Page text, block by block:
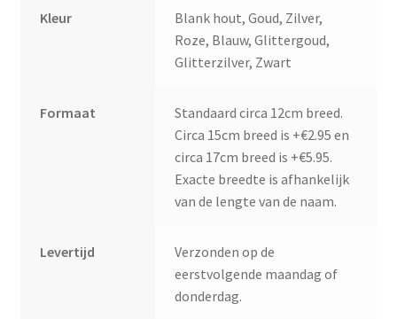
Kleur
Blank hout, Goud, Zilver,
Roze, Blauw, Glittergoud,
Glitterzilver, Zwart
Formaat
Standaard circa 12cm breed.
Circa 15cm breed is +€2.95 en
circa 17cm breed is +€5.95.
Exacte breedte is afhankelijk
van de lengte van de naam.
Levertijd
Verzonden op de
eerstvolgende maandag of
donderdag.